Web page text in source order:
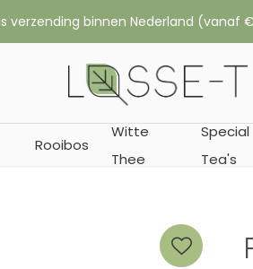
Rooibos
Witte
Thee
Special
Tea's
verzending binnen Nederland (vanaf